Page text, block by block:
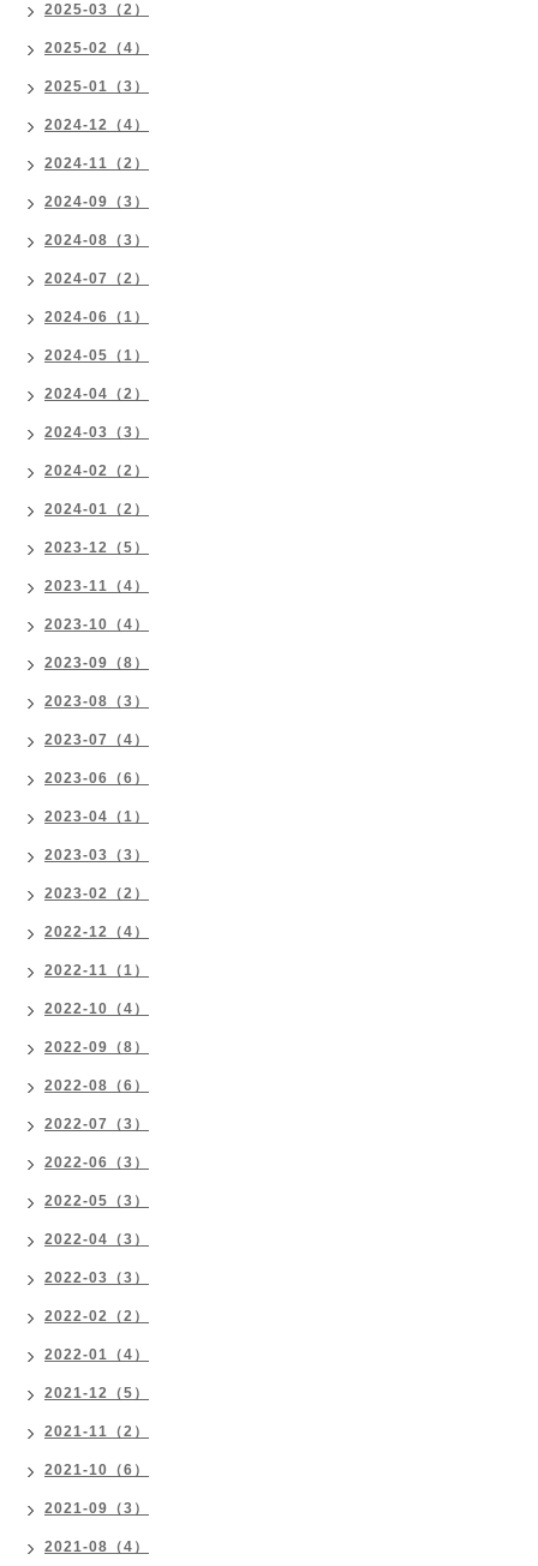
2025-03（2）
2025-02（4）
2025-01（3）
2024-12（4）
2024-11（2）
2024-09（3）
2024-08（3）
2024-07（2）
2024-06（1）
2024-05（1）
2024-04（2）
2024-03（3）
2024-02（2）
2024-01（2）
2023-12（5）
2023-11（4）
2023-10（4）
2023-09（8）
2023-08（3）
2023-07（4）
2023-06（6）
2023-04（1）
2023-03（3）
2023-02（2）
2022-12（4）
2022-11（1）
2022-10（4）
2022-09（8）
2022-08（6）
2022-07（3）
2022-06（3）
2022-05（3）
2022-04（3）
2022-03（3）
2022-02（2）
2022-01（4）
2021-12（5）
2021-11（2）
2021-10（6）
2021-09（3）
2021-08（4）